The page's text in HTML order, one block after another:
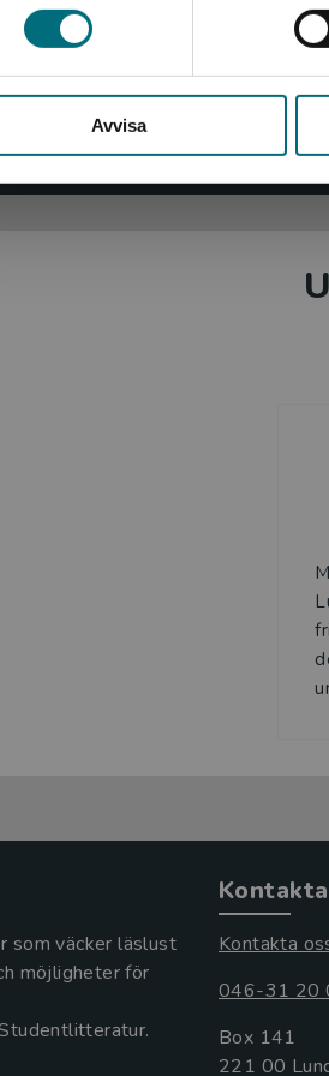
Avvisa
är lättläst och välskriven med
och som inger mod att
Elisabeth Frank
BTJ-häfte nr 18/22
som väcker läslust
möjligheter för
Kontakta
046-31 20
Box 141
221 00